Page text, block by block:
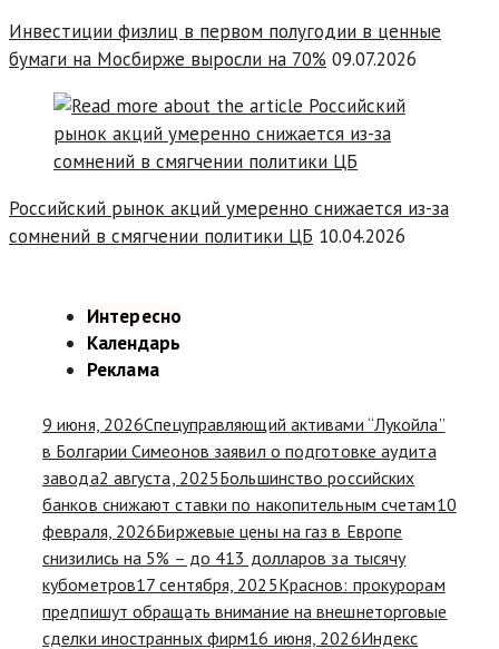
Инвестиции физлиц в первом полугодии в ценные
бумаги на Мосбирже выросли на 70% 09.07.2026
Российский рынок акций умеренно снижается из-за
сомнений в смягчении политики ЦБ 10.04.2026
Интересно
Календарь
Реклама
9 июня, 2026Спецуправляющий активами “Лукойла”
в Болгарии Симеонов заявил о подготовке аудита
завода2 августа, 2025Большинство российских
банков снижают ставки по накопительным счетам10
февраля, 2026Биржевые цены на газ в Европе
снизились на 5% – до 413 долларов за тысячу
кубометров17 сентября, 2025Краснов: прокурорам
предпишут обращать внимание на внешнеторговые
сделки иностранных фирм16 июня, 2026Индекс